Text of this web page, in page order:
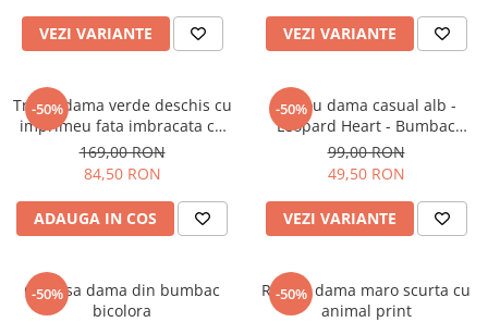
VEZI VARIANTE VEZI VARIANTE
-50%
Tricou dama verde deschis cu
imprimeu fata imbracata cu
alb si inghetata in mana
169,00 RON
84,50 RON
ADAUGA IN COS
-50%
Tricou dama casual alb -
Leopard Heart - Bumbac
Organic
99,00 RON
49,50 RON
VEZI VARIANTE
-50%
Camasa dama din bumbac
bicolora
-50%
Rochie dama maro scurta cu
animal print